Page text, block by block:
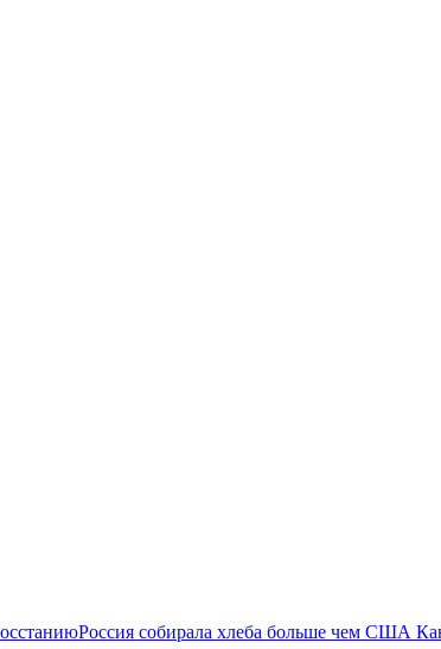
Россия собирала хлеба больше чем США